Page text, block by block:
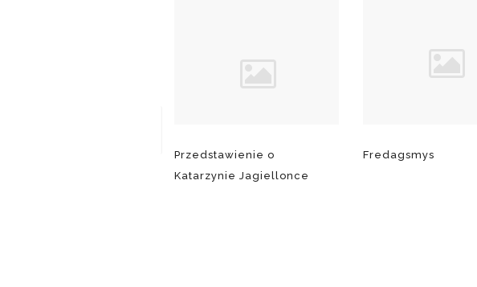
Przedstawienie o
Katarzynie Jagiellonce
Fredagsmys